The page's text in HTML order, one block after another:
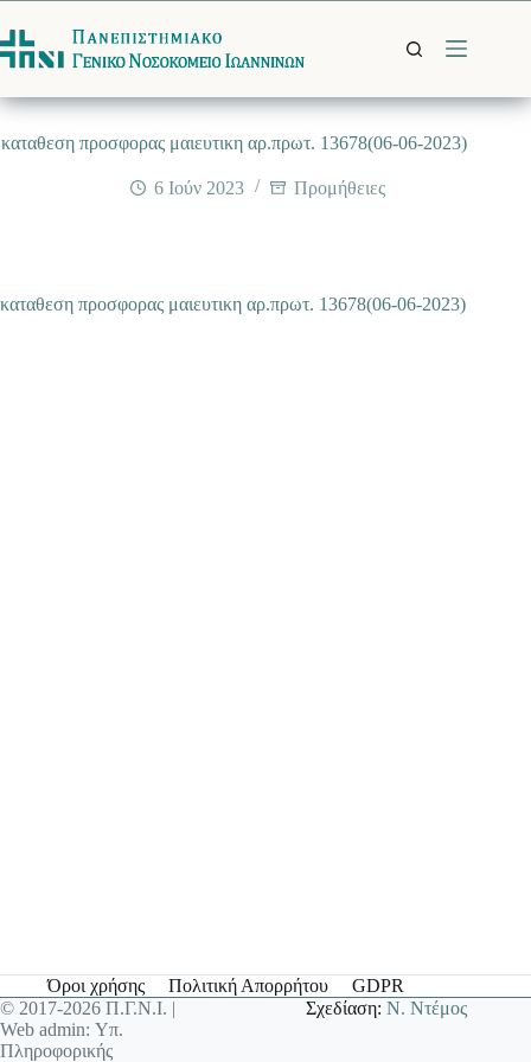
στο
περιεχόμενο
καταθεση προσφορας μαιευτικη αρ.πρωτ. 13678(06-06-2023)
6 Ιούν 2023 Προμήθειες
καταθεση προσφορας μαιευτικη αρ.πρωτ. 13678(06-06-2023)
Όροι χρήσης Πολιτική Απορρήτου
GDPR
© 2017-2026 Π.Γ.Ν.Ι. |
Web admin: Υπ.
Πληροφορικής
Σχεδίαση:Ν. Ντέμος